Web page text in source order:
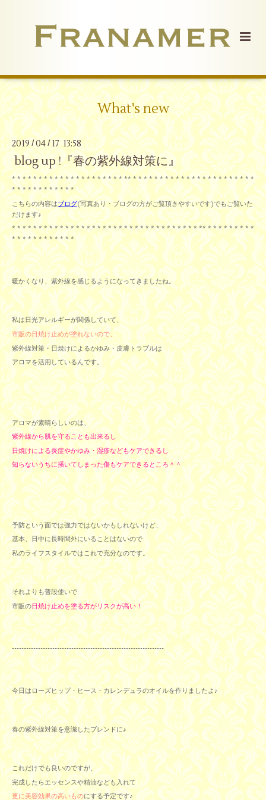
What's new
2019/04 /17 13:58
blog up !『春の紫外線対策に』
* * * * * * * * * * * * * * * * * * * * * ** * * * * * * * * * * * * * * * * * * * * * * *
* * * * * * * * * * * *
こちらの内容はブログ(写真あり・ブログの方がご覧頂きやすいです)でもご覧いた
だけます♪
* * * * * * * * * * * * * * * * * * * * * * * * * * * * * * * * * * * ** * * * * * * * * *
* * * * * * * * * * * *
暖かくなり、紫外線を感じるようになってきましたね。
私は日光アレルギーが関係していて、
市販の日焼け止めが塗れないので、
紫外線対策・日焼けによるかゆみ・皮膚トラブルは
アロマを活用しているんです。
アロマが素晴らしいのは、
紫外線から肌を守ることも出来るし
日焼けによる炎症やかゆみ・湿疹などもケアできるし
知らないうちに掻いてしまった傷もケアできるところ＾＾
予防という面では強力ではないかもしれないけど、
基本、日中に長時間外にいることはないので
私のライフスタイルではこれで充分なのです。
それよりも普段使いで
市販の日焼け止めを塗る方がリスクが高い！
----------------------------------------------------------------
今日はローズヒップ・ヒース・カレンデュラのオイルを作りましたよ♪
春の紫外線対策を意識したブレンドに♪
これだけでも良いのですが、
完成したらエッセンスや精油なども入れて
更に美容効果の高いものにする予定です♪